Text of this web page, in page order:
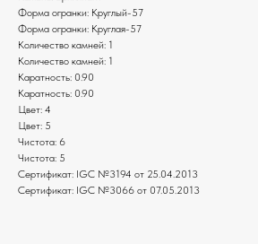
Форма огранки: Круглый-57
Форма огранки: Круглая-57
Количество камней: 1
Количество камней: 1
Каратность: 0.90
Каратность: 0.90
Цвет: 4
Цвет: 5
Чистота: 6
Чистота: 5
Сертификат: IGC №3194 от 25.04.2013
Сертификат: IGC №3066 от 07.05.2013